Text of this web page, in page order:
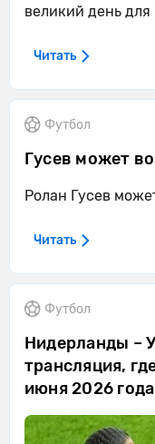
великий день
Читать
Футбол
Гусев может
Ролан Гусев
Читать
Футбол
Нидерланды –
трансляция,
июня 2026 года